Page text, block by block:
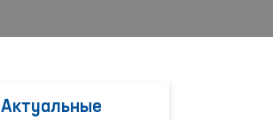
Актуальные